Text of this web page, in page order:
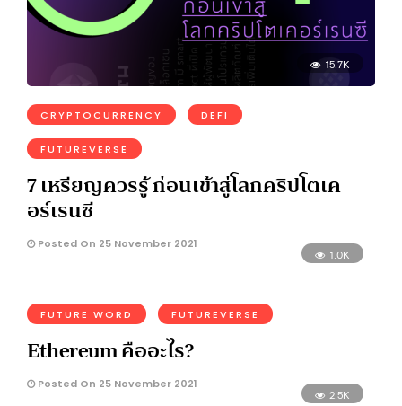
15.7K
CRYPTOCURRENCY DEFI
FUTUREVERSE
7 เหรียญควรรู้ ก่อนเข้าสู่โลกคริปโตเค
อร์เรนซี
Posted On 25 November 2021
1.0K
FUTURE WORD FUTUREVERSE
Ethereum คืออะไร?
Posted On 25 November 2021
2.5K